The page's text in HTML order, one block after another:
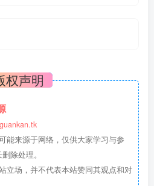
权声明
能来源于网络，仅供大家学习与参
除处理。
立场，并不代表本站赞同其观点和对